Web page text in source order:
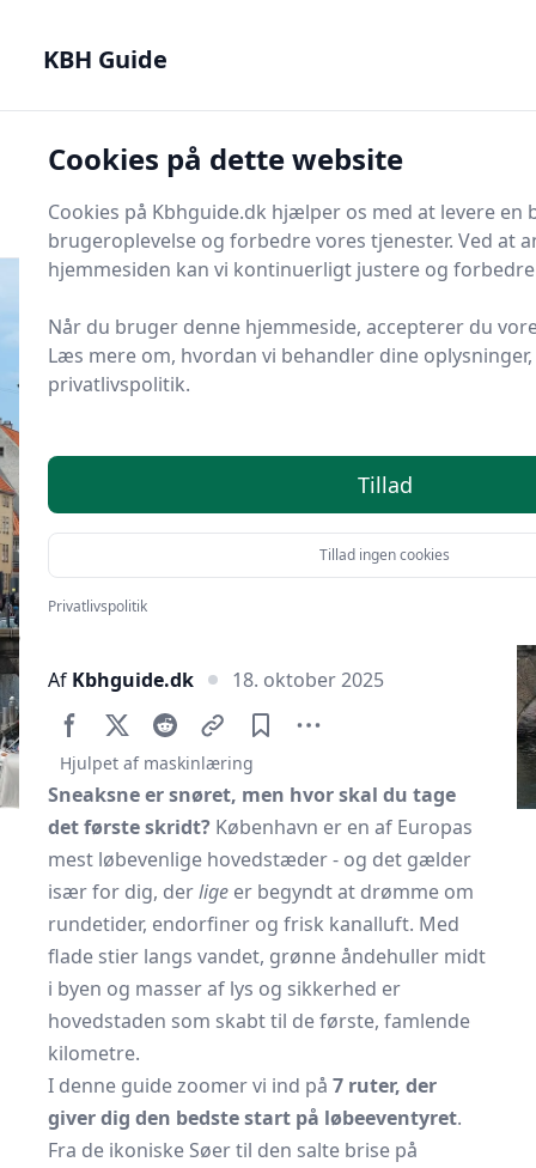
KBH Guide
Start søgning
Udgivet iKBH Sport og Motion
Af Kbhguide.dk 18. oktober 2025
Hjulpet af maskinlæring
Sneaksne er snøret, men hvor skal du tage
det første skridt? København er en af Europas
mest løbevenlige hovedstæder - og det gælder
især for dig, derlige er begyndt at drømme om
rundetider, endorfiner og frisk kanal­luft. Med
flade stier langs vandet, grønne åndehuller midt
i byen og masser af lys og sikkerhed er
hovedstaden som skabt til de første, famlende
kilometre.
I denne guide zoomer vi ind på 7 ruter, der
giver dig den bedste start på løbeeventyret.
Fra de ikoniske Søer til den salte brise på
KBH Guide
Cookies på dette website
Cookies på Kbhguide.dk hjælper os med at levere en
brugeroplevelse og forbedre vores tjenester. Ved at
hjemmesiden kan vi kontinuerligt justere og
Når du bruger denne hjemmeside, accepterer du
Læs mere om, hvordan vi behandler dine
privatlivspolitik.
Tillad
Tillad ingen cookies
Privatlivspolitik